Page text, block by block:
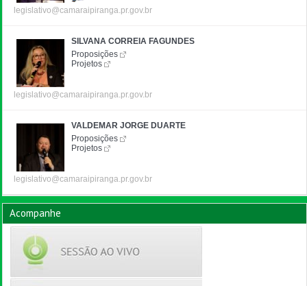
legislativo@camaraipiranga.pr.gov.br
SILVANA CORREIA FAGUNDES
Proposições
Projetos
legislativo@camaraipiranga.pr.gov.br
VALDEMAR JORGE DUARTE
Proposições
Projetos
legislativo@camaraipiranga.pr.gov.br
Acompanhe